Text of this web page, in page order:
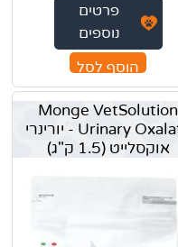
פרטים
נוספים
הוסף לסל
Monge VetSolution
Urinary Oxalate - יורינרי
אוקסלייט (1.5 ק"ג)